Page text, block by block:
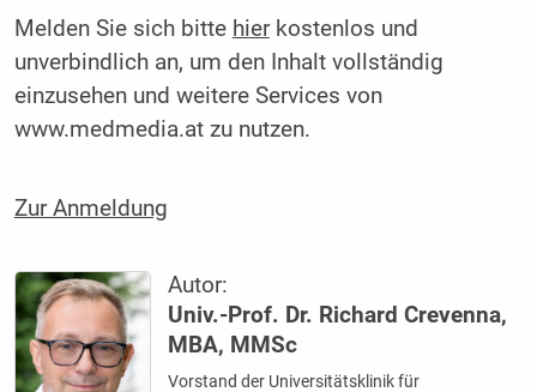
Melden Sie sich bitte hierkostenlos und
unverbindlich an, um den Inhalt vollständig
einzusehen und weitere Services von
www.medmedia.at zu nutzen.
Zur Anmeldung
Autor:
Univ.-Prof. Dr. Richard Crevenna,
MBA, MMSc
Vorstand der Universitätsklinik für